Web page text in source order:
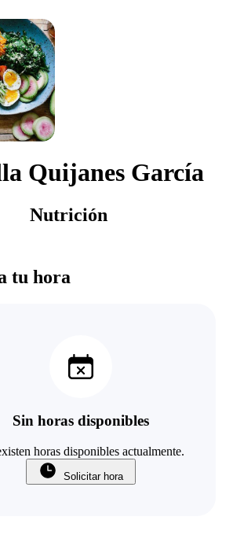
Quijanes García
Nutrición
tu hora
Sin horas disponibles
horas disponibles actualmente.
Solicitar hora